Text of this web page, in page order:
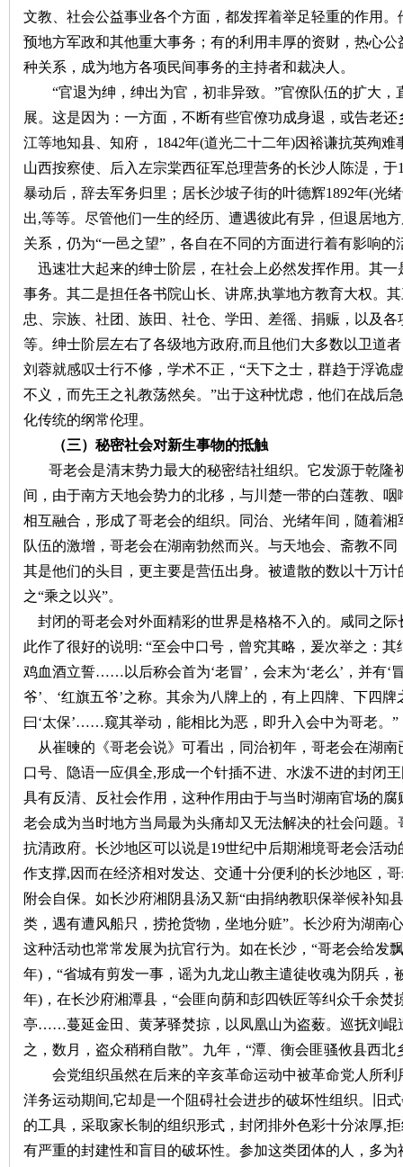
文教、社会公益事业各个方面，都发挥着举足轻重的作用。
预地方军政和其他重大事务；有的利用丰厚的资财，热心
种关系，成为地方各项民间事务的主持者和裁决人。
“官退为绅，绅出为官，初非异致。”官僚队伍的扩大，
展。这是因为：一方面，不断有些官僚功成身退，或告老
江等地知县、知府，
1842年(道光二十二年)因裕谦抗英殉
山西按察使、后入左宗棠西征军总理营务的长沙人陈湜，
暴动后，辞去军务归里；居长沙坡子街的叶德辉1892年(光
出,等等。尽管他们一生的经历、遭遇彼此有异，但退居地
关系，仍为“一邑之望”，各自在不同的方面进行着有影响的
迅速壮大起来的绅士阶层，在社会上必然发挥作用。其
事务。其二是担任各书院山长、讲席,执掌地方教育大权。
忠、宗族、社团、族田、社仓、学田、差徭、捐赈，以及
等。绅士阶层左右了各级地方政府,而且他们大多数以卫道
刘蓉就感叹士行不修，学术不正，“天下之士，群趋于浮诡
不义，而先王之礼教荡然矣。”出于这种忧虑，他们在战后
化传统的纲常伦理。
（三）秘密社会对新生事物的抵触
哥老会是清末势力最大的秘密结社组织。它发源于乾隆
间，由于南方天地会势力的北移，与川楚一带的白莲教、
相互融合，形成了哥老会的组织。同治、光绪年间，随着
队伍的激增，哥老会在湖南勃然而兴。与天地会、斋教不
其是他们的头目，更主要是营伍出身。被遣散的数以十万计
之“乘之以兴”。
封闭的哥老会对外面精彩的世界是格格不入的。咸同之
此作了很好的说明: “至会中口号，曾究其略，爰次举之：
鸡血酒立誓……以后称会首为‘老冒’，会末为‘老么’，并有‘
爷’、‘红旗五爷’之称。其余为八牌上的，有上四牌、下四
曰‘太保’……窥其举动，能相比为恶，即升入会中为哥老。”
从崔暕的《哥老会说》可看出，同治初年，哥老会在湖
口号、隐语一应俱全,形成一个针插不进、水泼不进的封闭
具有反清、反社会作用，这种作用由于与当时湖南官场的
老会成为当时地方当局最为头痛却又无法解决的社会问题
抗清政府。 长沙地区可以说是19世纪中后期湘境哥老会活
作支撑,因而在经济相对发达、交通十分便利的长沙地区，
附会自保。如长沙府湘阴县汤又新“由捐纳教职保举候补知
类，遇有遭风船只，捞抢货物，坐地分赃”。 长沙府为湖南
这种活动也常常发展为抗官行为。如在长沙， “哥老会给发
年)，“省城有剪发一事，谣为九龙山教主遣徒收魂为阴兵，
年)，在长沙府湘潭县，“会匪向荫和彭四铁匠等纠众千余焚
亭……蔓延金田、黄茅驿焚掠，以凤凰山为盗薮。巡抚刘崐
之，数月，盗众稍稍自散”。 九年， “潭、衡会匪骚攸县西北
会党组织虽然在后来的辛亥革命运动中被革命党人所利
洋务运动期间,它却是一个阻碍社会进步的破坏性组织。旧
的工具，采取家长制的组织形式，封闭排外色彩十分浓厚,
有严重的封建性和盲目的破坏性。参加这类团体的人，多